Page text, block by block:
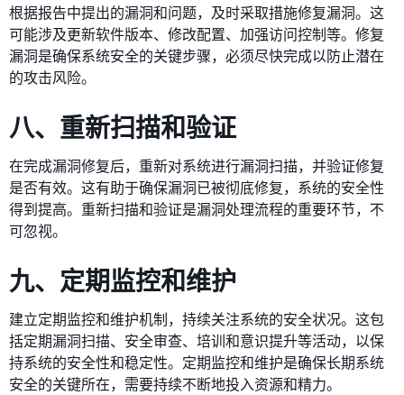
根据报告中提出的漏洞和问题，及时采取措施修复漏洞。这
可能涉及更新软件版本、修改配置、加强访问控制等。修复
漏洞是确保系统安全的关键步骤，必须尽快完成以防止潜在
的攻击风险。
八、重新扫描和验证
在完成漏洞修复后，重新对系统进行漏洞扫描，并验证修复
是否有效。这有助于确保漏洞已被彻底修复，系统的安全性
得到提高。重新扫描和验证是漏洞处理流程的重要环节，不
可忽视。
九、定期监控和维护
建立定期监控和维护机制，持续关注系统的安全状况。这包
括定期漏洞扫描、安全审查、培训和意识提升等活动，以保
持系统的安全性和稳定性。定期监控和维护是确保长期系统
安全的关键所在，需要持续不断地投入资源和精力。